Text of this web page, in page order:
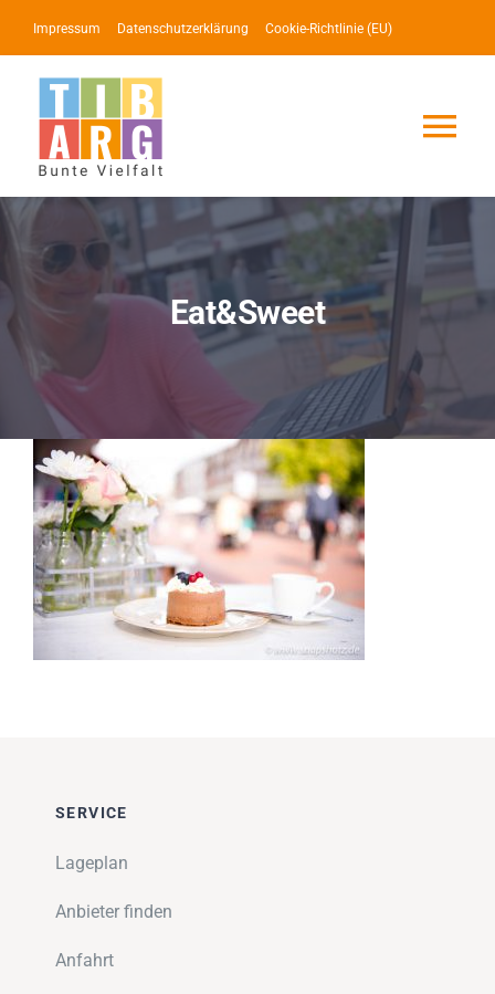
Inhalt
springen
Impressum Datenschutzerklärung Cookie-Richtlinie (EU)
Lotse
Service
Events
Impressionen
Über uns
Eat&Sweet
SERVICE
Lageplan
Anbieter finden
Anfahrt